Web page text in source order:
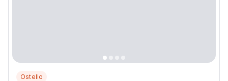
Ostello